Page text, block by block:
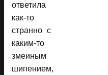
ответила
как-то
странно с
каким-то
змеиным
шипением,